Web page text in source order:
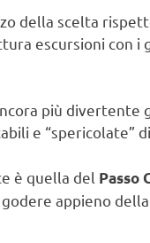
della scelta
escursioni con
più divertente
e “spericolate”
è quella del Passo
appieno